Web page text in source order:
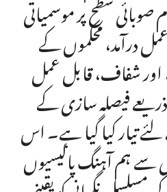
سطح پر موسمیاتی
درآمد، محکموں کے
اور شفاف، قابل عمل
فیصلہ سازی کے
تیار کیا گیا ہے۔ اس
سے ہم آہنگ پالیسیوں